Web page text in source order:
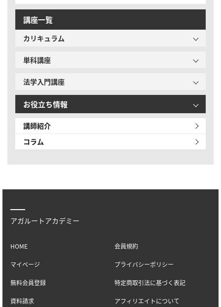
講座一覧
カリキュラム
単科講座
法学入門講座
お役立ち情報
講師紹介
コラム
アガルートアカデミー
HOME
マイページ
無料会員登録
資料請求
会員規約
プライバシーポリシー
特定商取引法に基づく表記
アフィリエイトについて